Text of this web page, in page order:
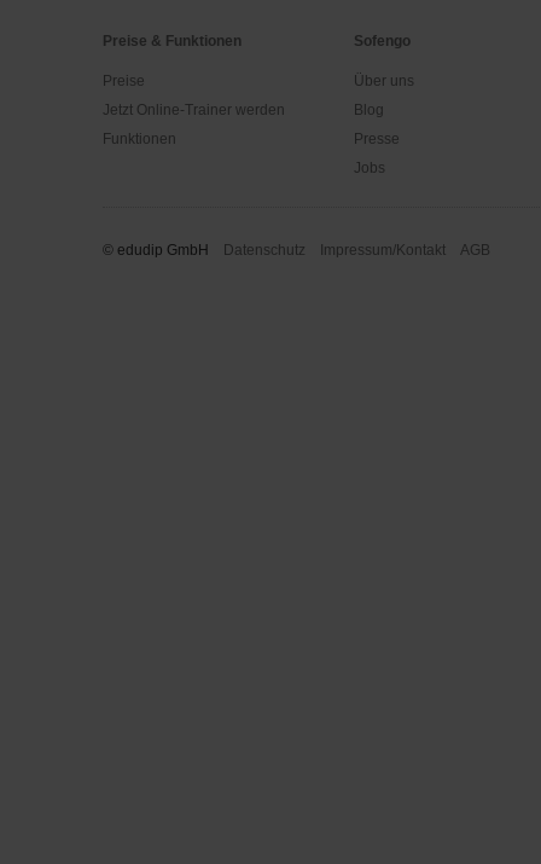
Preise & Funktionen
Preise
Jetzt Online-Trainer werden
Funktionen
Sofengo
Über uns
Blog
Presse
Jobs
© edudip GmbH Datenschutz Impressum/Kontakt AGB